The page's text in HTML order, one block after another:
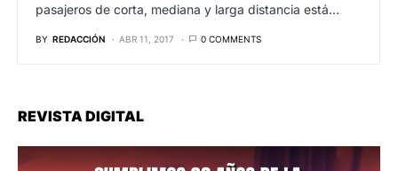
pasajeros de corta, mediana y larga distancia está…
BY REDACCIÓN ABR 11, 2017 0 COMMENTS
REVISTA DIGITAL